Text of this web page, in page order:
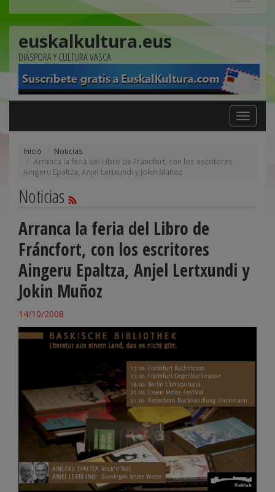
euskalkultura.eus
DIÁSPORA Y CULTURA VASCA
Toggle
navigation
Inicio
Noticias
Arranca la feria del Libro de Fráncfort, con los escritores
Aingeru Epaltza, Anjel Lertxundi y Jokin Muñoz
Noticias
Arranca la feria del Libro de
Fráncfort, con los escritores
Aingeru Epaltza, Anjel Lertxundi y
Jokin Muñoz
14/10/2008